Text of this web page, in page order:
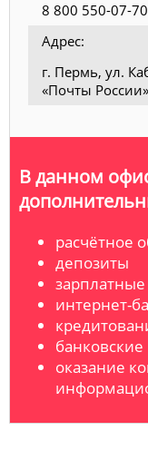
8 800 550-07-70
Адрес:
г. Пермь, ул.
«Почты России»
В данном
расчётное
депозиты
интернет-
банковские
оказание